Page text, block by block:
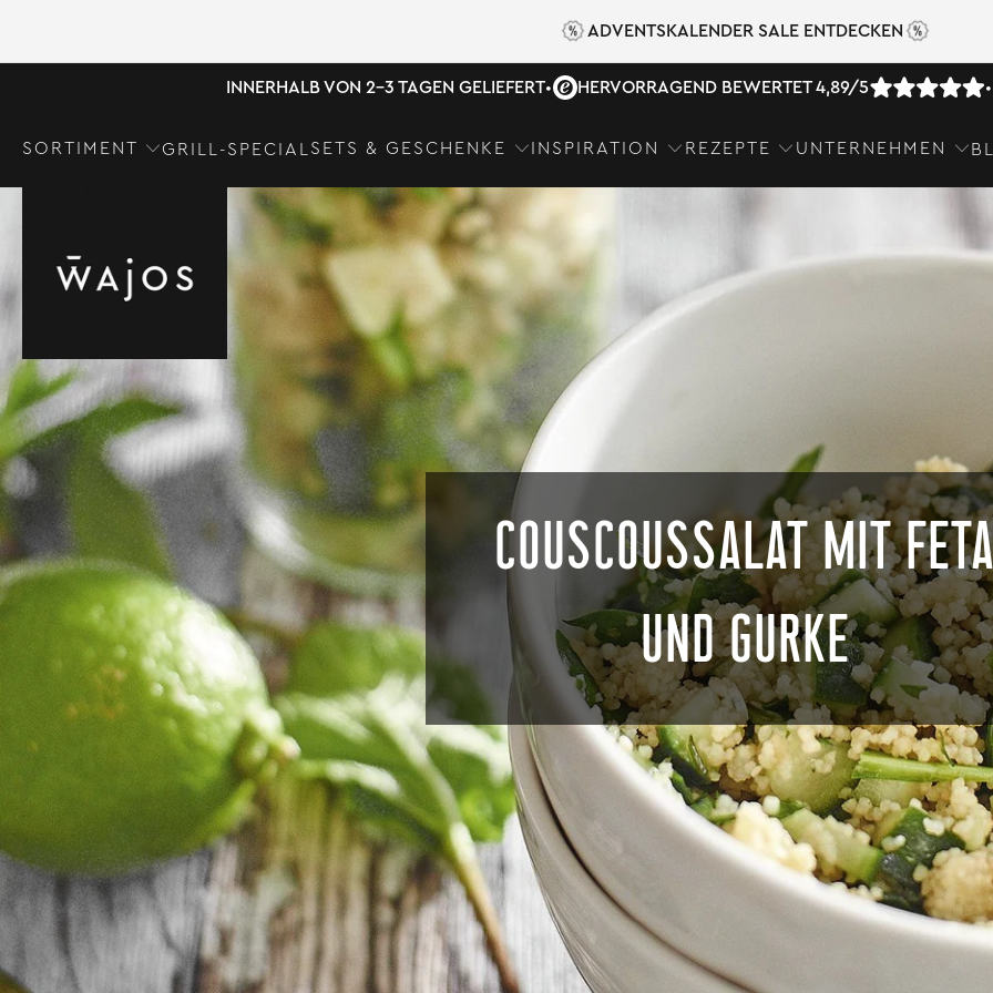
ADVENTSKALENDER SALE ENTDECKEN
INNERHALB VON 2-3 TAGEN GELIEFERT• HERVORRAGEND BEWERTET 4,89/5 •
SORTIMENT GRILL-SPECIAL SETS & GESCHENKE INSPIRATION REZEPTE UNTERNEHMEN
COUSCOUSSALAT MIT
UND GURKE